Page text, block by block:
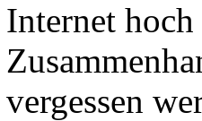
Internet
vergessen